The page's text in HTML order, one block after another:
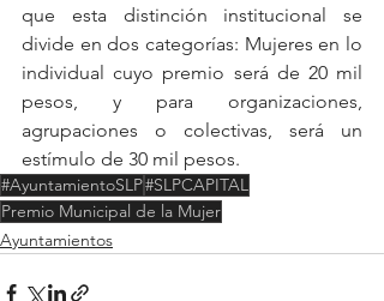
que esta distinción institucional se
divide en dos categorías: Mujeres en lo
individual cuyo premio será de 20 mil
pesos, y para organizaciones,
agrupaciones o colectivas, será un
estímulo de 30 mil pesos.
#AyuntamientoSLP#SLPCAPITAL
Premio Municipal de la Mujer
Ayuntamientos